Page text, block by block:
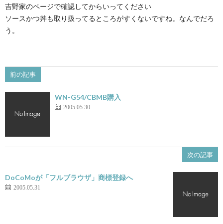
吉野家のページで確認してからいってください
ソースかつ丼も取り扱ってるところがすくないですね。なんでだろ
う。
前の記事
WN-G54/CBMB購入
2005.05.30
次の記事
DoCoMoが「フルブラウザ」商標登録へ
2005.05.31